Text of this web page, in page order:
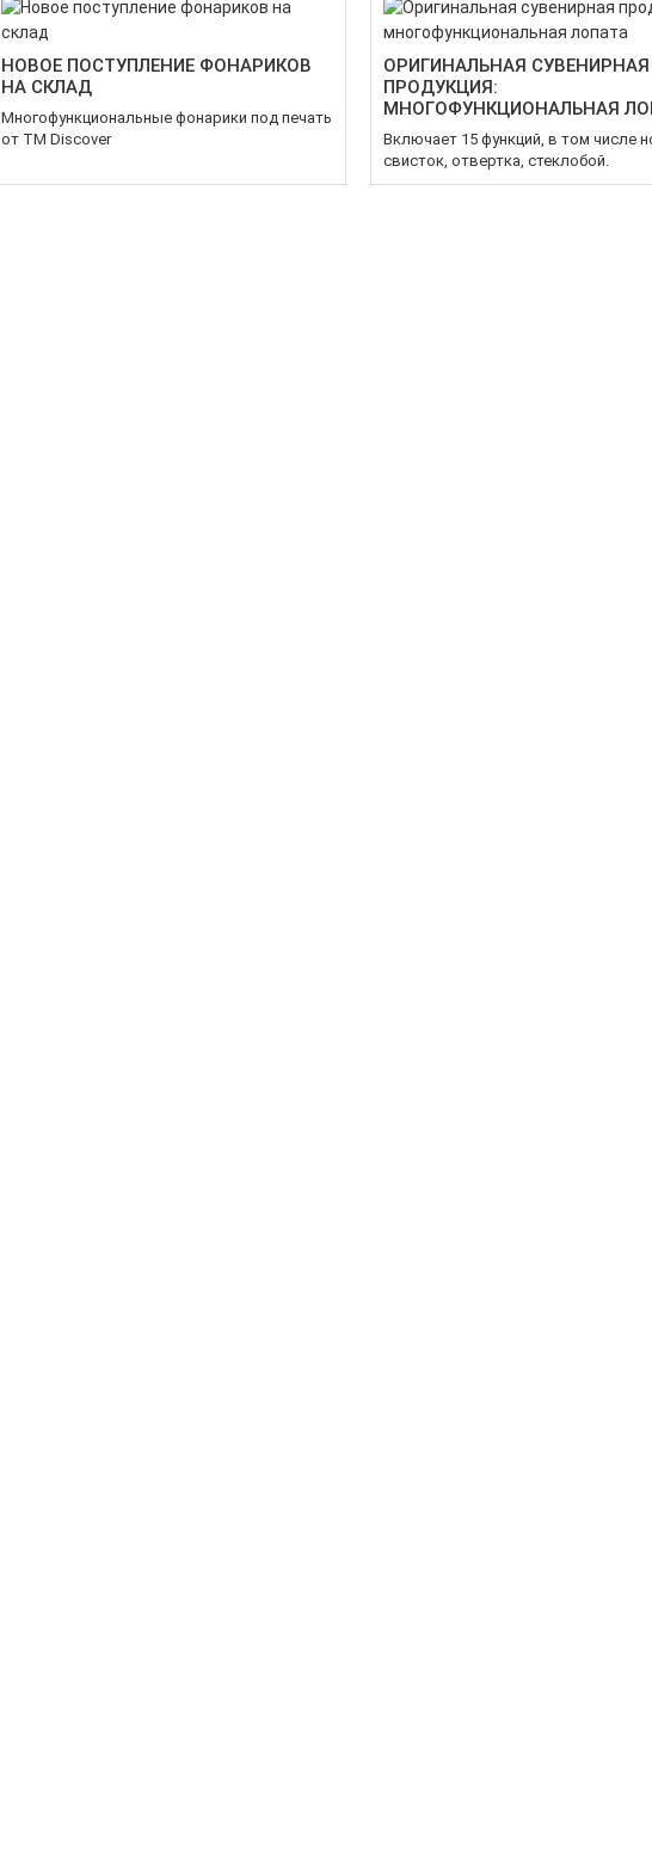
НОВОЕ ПОСТУПЛЕНИЕ ФОНАРИКОВ
НА СКЛАД
Многофункциональные фонарики под печать
от TM Discover
ОРИГИНАЛЬНАЯ СУВЕНИРНАЯ
ПРОДУКЦИЯ:
МНОГОФУНКЦИОНАЛЬНАЯ
Включает 15 функций, в том числе
свисток, отвертка, стеклобой.